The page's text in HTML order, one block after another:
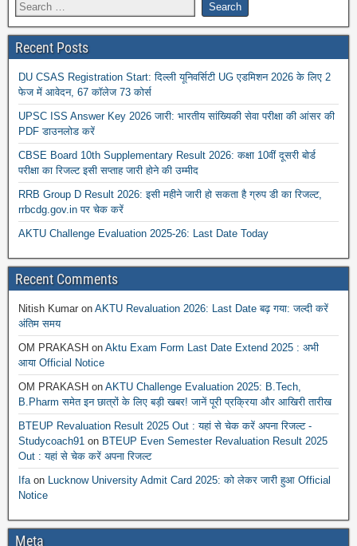
Recent Posts
DU CSAS Registration Start: दिल्ली यूनिवर्सिटी UG एडमिशन 2026 के लिए 2
फेज में आवेदन, 67 कॉलेज 73 कोर्स
UPSC ISS Answer Key 2026 जारी: भारतीय सांख्यिकी सेवा परीक्षा की आंसर की
PDF डाउनलोड करें
CBSE Board 10th Supplementary Result 2026: कक्षा 10वीं दूसरी बोर्ड
परीक्षा का रिजल्ट इसी सप्ताह जारी होने की उम्मीद
RRB Group D Result 2026: इसी महीने जारी हो सकता है ग्रुप डी का रिजल्ट,
rrbcdg.gov.in पर चेक करें
AKTU Challenge Evaluation 2025-26: Last Date Today
Recent Comments
Nitish Kumar on AKTU Revaluation 2026: Last Date बढ़ गया: जल्दी करें
अंतिम समय
OM PRAKASH on Aktu Exam Form Last Date Extend 2025 : अभी
आया Official Notice
OM PRAKASH on AKTU Challenge Evaluation 2025: B.Tech,
B.Pharm समेत इन छात्रों के लिए बड़ी खबर! जानें पूरी प्रक्रिया और आखिरी तारीख
BTEUP Revaluation Result 2025 Out : यहां से चेक करें अपना रिजल्ट -
Studycoach91 on BTEUP Even Semester Revaluation Result 2025
Out : यहां से चेक करें अपना रिजल्ट
Ifaon Lucknow University Admit Card 2025: को लेकर जारी हुआ Official
Notice
Meta